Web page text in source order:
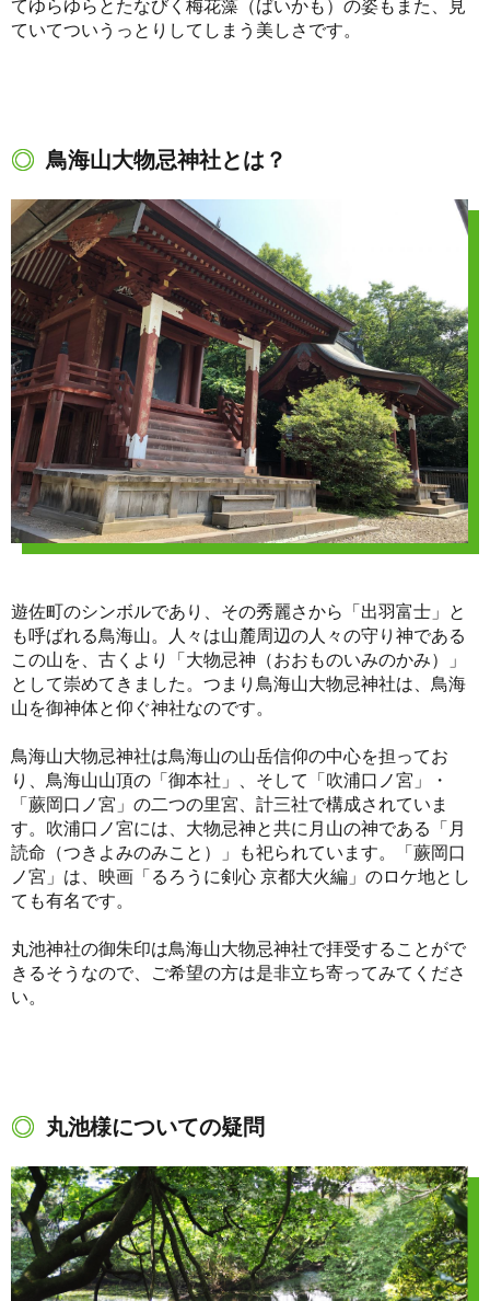
てゆらゆらとたなびく梅花藻（ばいかも）の姿もまた、見
ていてついうっとりしてしまう美しさです。
鳥海山大物忌神社とは？
遊佐町のシンボルであり、その秀麗さから「出羽富士」と
も呼ばれる鳥海山。人々は山麓周辺の人々の守り神である
この山を、古くより「大物忌神（おおものいみのかみ）」
として崇めてきました。つまり鳥海山大物忌神社は、鳥海
山を御神体と仰ぐ神社なのです。
鳥海山大物忌神社は鳥海山の山岳信仰の中心を担ってお
り、鳥海山山頂の「御本社」、そして「吹浦口ノ宮」・
「蕨岡口ノ宮」の二つの里宮、計三社で構成されていま
す。吹浦口ノ宮には、大物忌神と共に月山の神である「月
読命（つきよみのみこと）」も祀られています。「蕨岡口
ノ宮」は、映画「るろうに剣心 京都大火編」のロケ地とし
ても有名です。
丸池神社の御朱印は鳥海山大物忌神社で拝受することがで
きるそうなので、ご希望の方は是非立ち寄ってみてくださ
い。
丸池様についての疑問